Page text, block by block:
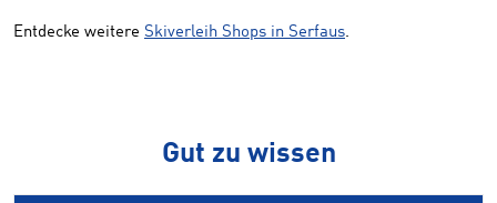
Entdecke weitere Skiverleih Shops in Serfaus.
Gut zu wissen